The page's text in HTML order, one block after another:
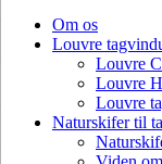
Om os
Louvre
Louvre
Louvre
Louvre
Naturskifer til